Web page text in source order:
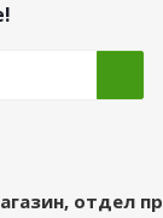
отдел